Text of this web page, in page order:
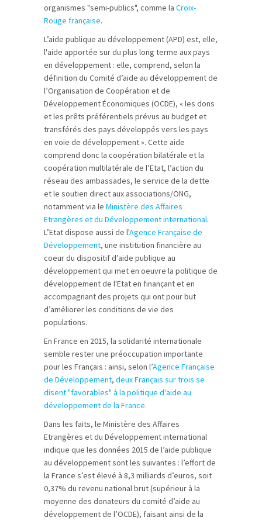
organismes "semi-publics", comme la Croix-
Rouge française.
L’aide publique au développement (APD) est, elle,
l'aide apportée sur du plus long terme aux pays
en développement : elle, comprend, selon la
définition du Comité d’aide au développement de
l’Organisation de Coopération et de
Développement Économiques (OCDE), « les dons
et les prêts préférentiels prévus au budget et
transférés des pays développés vers les pays
en voie de développement ». Cette aide
comprend donc la coopération bilatérale et la
coopération multilatérale de l’Etat, l’action du
réseau des ambassades, le service de la dette
et le soutien direct aux associations/ONG,
notamment via le Ministère des Affaires
Etrangères et du Développement international.
L’Etat dispose aussi de l'Agence Française de
Développement, une institution financière au
coeur du dispositif d’aide publique au
développement qui met en oeuvre la politique de
développement de l'Etat en finançant et en
accompagnant des projets qui ont pour but
d’améliorer les conditions de vie des
populations.
En France en 2015, la solidarité internationale
semble rester une préoccupation importante
pour les Français : ainsi, selon l’Agence Française
de Développement, deux Français sur trois se
disent "favorables" à la politique d'aide au
développement de la France.
Dans les faits, le Ministère des Affaires
Etrangères et du Développement international
indique que les données 2015 de l’aide publique
au développement sont les suivantes : l’effort de
la France s’est élevé à 8,3 milliards d’euros, soit
0,37% du revenu national brut (supérieur à la
moyenne des donateurs du comité d’aide au
développement de l’OCDE), faisant ainsi de la